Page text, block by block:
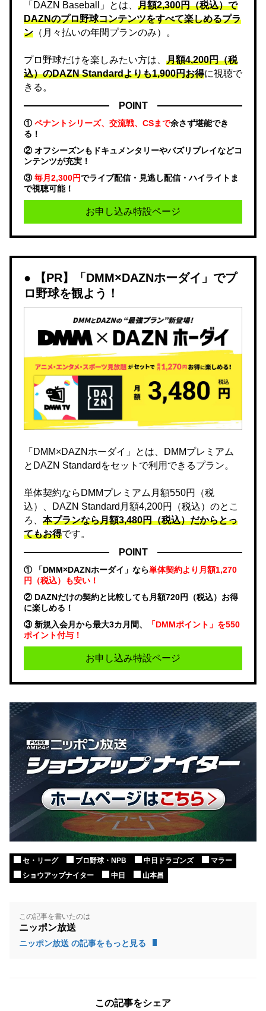
「DAZN Baseball」とは、 月額2,300円（税込）で
DAZNのプロ野球コンテンツをすべて楽しめるプラ
ン （月々払いの年間プランのみ）。
プロ野球だけを楽しみたい方は、 月額4,200円（税
込）のDAZN Standard​よりも1,900円お得に視聴で
きる。
POINT
①ペナントシリーズ、交流戦、CSまで余さず堪能でき
る！
② オフシーズンもドキュメンタリーやバズリプレイなどコ
ンテンツが充実！
③毎月2,300円でライブ配信・見逃し配信・ハイライトま
で視聴可能！
お申し込み特設ページ
【PR】「DMM×DAZNホーダイ」でプ
ロ野球を観よう！
「DMM×DAZNホーダイ」とは、DMMプレミアム
とDAZN Standardをセットで利用できるプラン。
単体契約ならDMMプレミアム月額550円（税
込）、DAZN Standard月額4,200円（税込）のとこ
ろ、 本プランなら月額3,480円（税込）だからとっ
てもお得です。
POINT
① 「DMM×DAZNホーダイ」なら単体契約より月額1,270
円（税込）も安い！
② DAZNだけの契約と比較しても月額720円（税込）お得
に楽しめる！
③ 新規入会月から最大3カ月間、
「DMMポイント」を550
ポイント付与！
お申し込み特設ページ
セ・リーグ プロ野球・NPB 中日ドラゴンズ
マラー
ショウアップナイター
中日 山本昌
この記事を書いたのは
ニッポン放送
ニッポン放送 の記事をもっと見る
この記事をシェア